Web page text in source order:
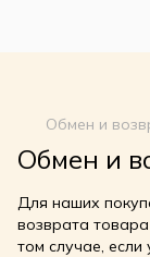
Обмен и
Обмен и
Для наших
возврата
том случае,